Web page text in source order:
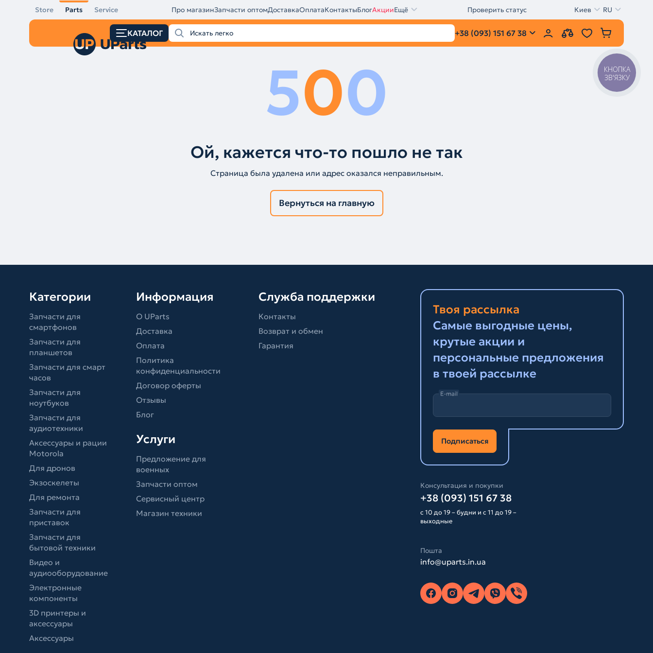
Store Parts Service Про магазинЗапчасти оптомДоставкаОплатаКонтактыБлогАкцииЕщё Проверить статус Киев RU
КАТАЛОГ +38 (093) 151 67 38
500
Ой, кажется что-то пошло не так
Страница была удалена или адрес оказался неправильным.
Вернуться на главную
Категории
Запчасти для
смартфонов
Запчасти для
планшетов
Запчасти для смарт
часов
Запчасти для
ноутбуков
Запчасти для
аудиотехники
Аксессуары и рации
Motorola
Для дронов
Экзоскелеты
Для ремонта
Запчасти для
приставок
Запчасти для
бытовой техники
Видео и
аудиооборудование
Электронные
компоненты
3D принтеры и
аксессуары
Аксессуары
Информация
О UParts
Доставка
Оплата
Политика
конфиденциальности
Договор оферты
Отзывы
Блог
Услуги
Предложение для
военных
Запчасти оптом
Сервисный центр
Магазин техники
Служба поддержки
Контакты
Возврат и обмен
Гарантия
Твоя рассылка
Самые выгодные цены,
крутые акции и
персональные предложения
в твоей рассылке
E-mail
Подписаться
Консультация и покупки
+38 (093) 151 67 38
с 10 до 19 – будни и с 11 до 19 –
выходные
Пошта
info@uparts.in.ua
КНОПКА
ЗВ'ЯЗКУ